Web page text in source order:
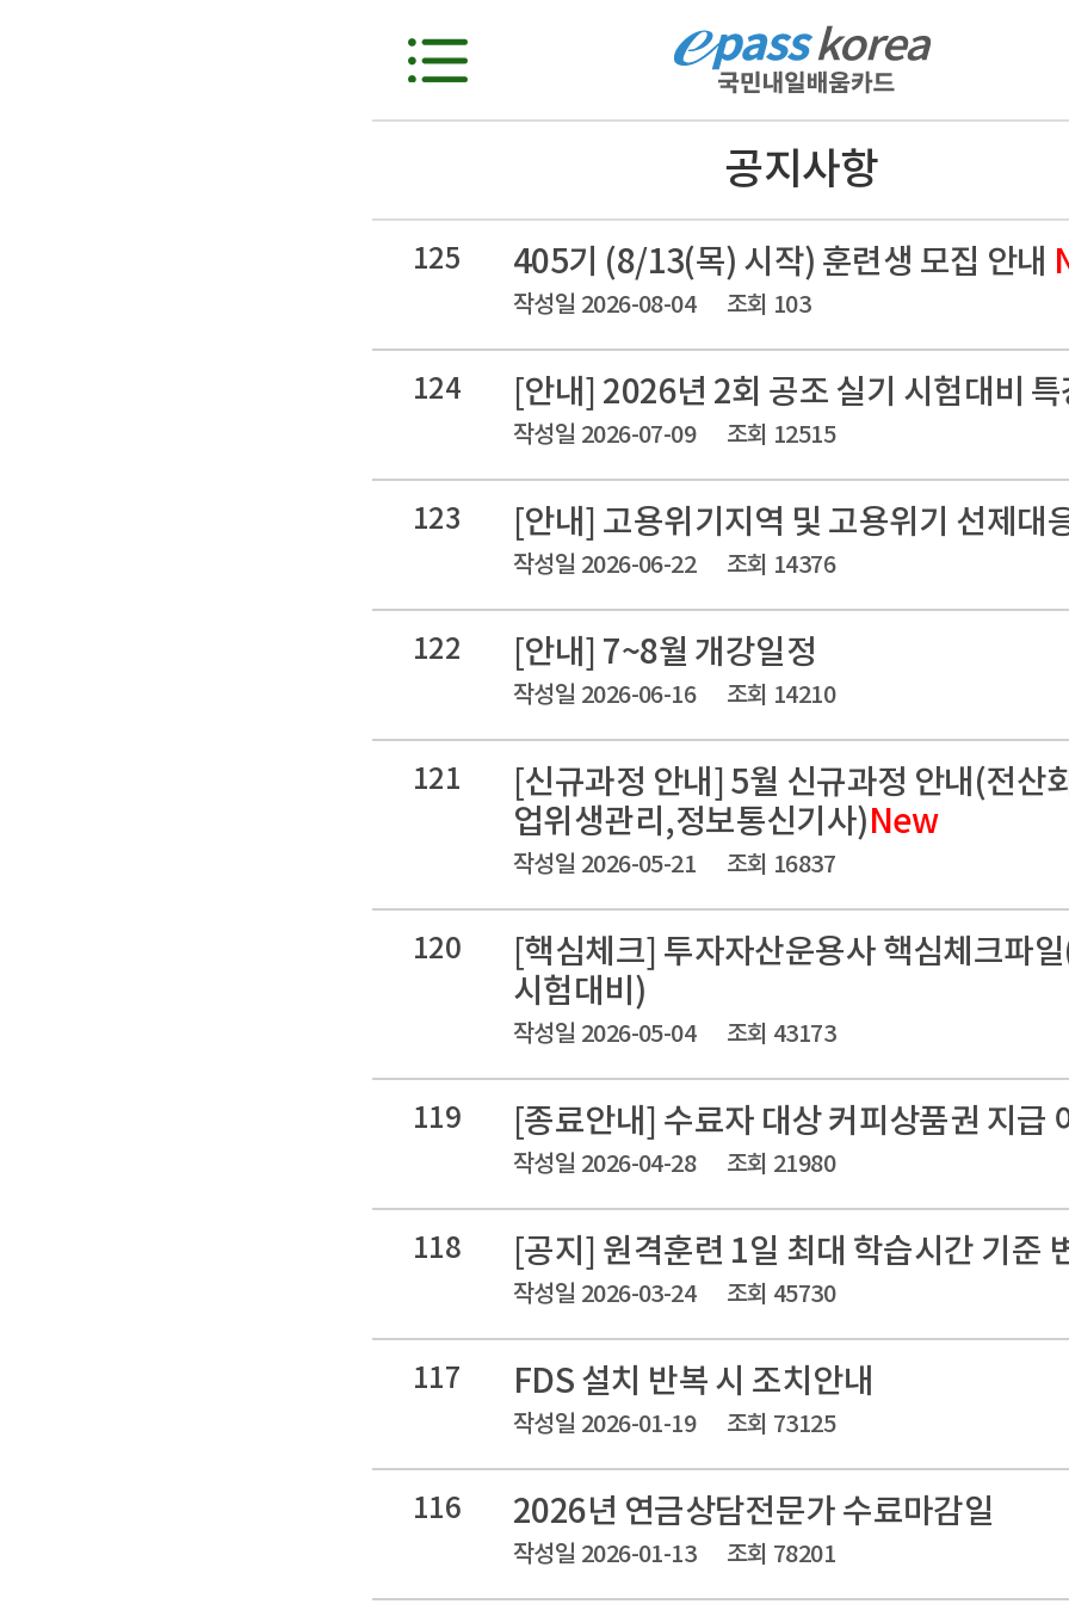
공지사항
125 405기 (8/13(목) 시작) 훈련생 모집 안내
작성일 2026-08-04 조회 103
124 [안내] 2026년 2회 공조 실기 시험대비 특
작성일 2026-07-09 조회 12515
123 [안내] 고용위기지역 및 고용위기 선제대
작성일 2026-06-22 조회 14376
122 [안내] 7~8월 개강일정
작성일 2026-06-16 조회 14210
121
[신규과정 안내] 5월 신규과정 안내(전산
업위생관리,정보통신기사)New
작성일 2026-05-21 조회 16837
120
[핵심체크] 투자자산운용사 핵심체크파
시험대비)
작성일 2026-05-04 조회 43173
119 [종료안내] 수료자 대상 커피상품권 지급
작성일 2026-04-28 조회 21980
118 [공지] 원격훈련 1일 최대 학습시간 기준
작성일 2026-03-24 조회 45730
117 FDS 설치 반복 시 조치안내
작성일 2026-01-19 조회 73125
116 2026년 연금상담전문가 수료마감일
작성일 2026-01-13 조회 78201